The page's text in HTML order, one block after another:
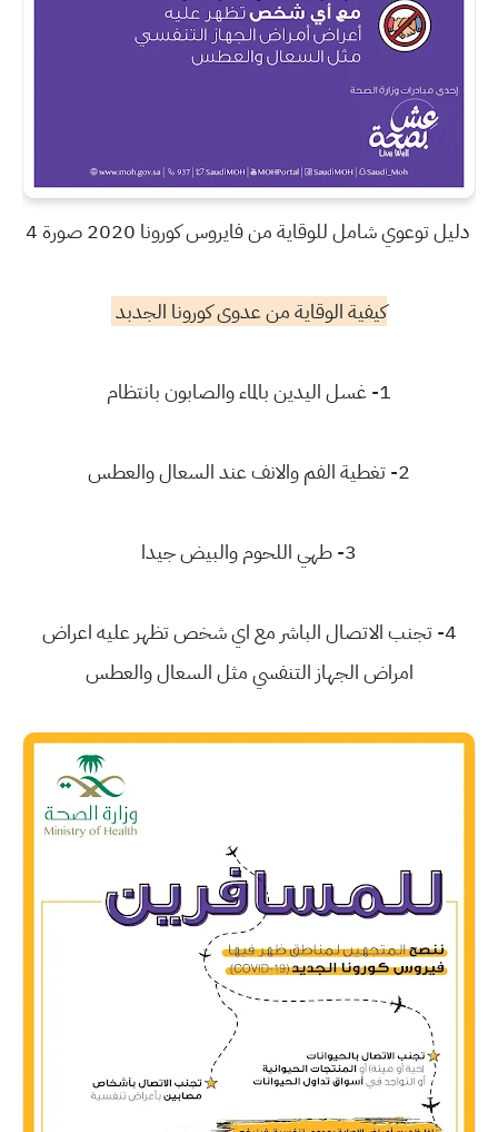
دليل توعوي شامل للوقاية من فايروس كورونا 2020 صورة 4
كيفية الوقاية من عدوى كورونا الجدبد
1- غسل اليدين بالماء والصابون بانتظام
2- تغطية الفم والانف عند السعال والعطس
3- طهي اللحوم والبيض جيدا
4- تجنب الاتصال الباشر مع اي شخص تظهر عليه اعراض
امراض الجهاز التنفسي مثل السعال والعطس